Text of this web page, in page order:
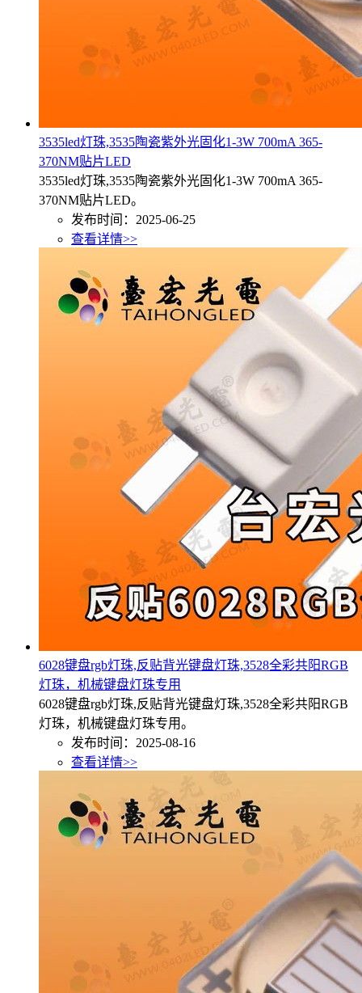
3535led灯珠,3535陶瓷紫外光固化1-3W 700mA 365-
370NM贴片LED
3535led灯珠,3535陶瓷紫外光固化1-3W 700mA 365-
370NM贴片LED。
发布时间：2025-06-25
查看详情>>
6028键盘rgb灯珠,反贴背光键盘灯珠,3528全彩共阳RGB
灯珠，机械键盘灯珠专用
6028键盘rgb灯珠,反贴背光键盘灯珠,3528全彩共阳RGB
灯珠，机械键盘灯珠专用。
发布时间：2025-08-16
查看详情>>